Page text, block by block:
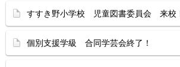
すすき野小学校 児童図書委員会 来校
個別支援学級 合同学芸会終了！